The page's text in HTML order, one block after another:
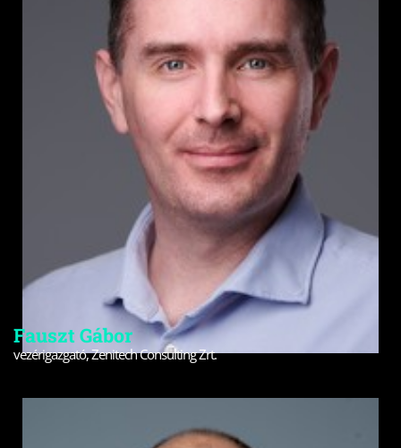
Fauszt Gábor
vezérigazgató, Zenitech Consulting Zrt.